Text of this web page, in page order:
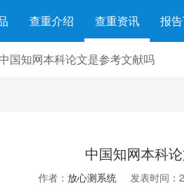
查重介绍 查重资讯 报
中国知网本科论文是参考文献吗
中国知网本科
作者： 放心测系统 发表时间：